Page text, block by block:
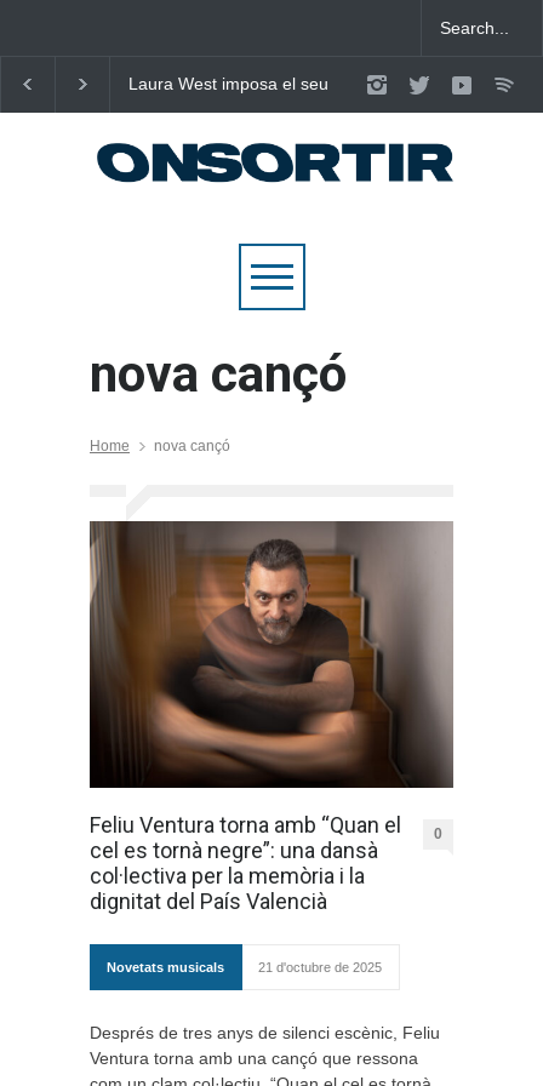
Laura West imposa el seu
pop de “m’enxules”
Poggioli i Meri Prata
eleven al cel amb
NOSALTRES’
nova cançó
Home nova cançó
Feliu Ventura torna amb “Quan el
cel es tornà negre”: una dansà
col·lectiva per la memòria i la
dignitat del País Valencià
0
Novetats musicals 21 d'octubre de 2025
Després de tres anys de silenci escènic, Feliu
Ventura torna amb una cançó que ressona